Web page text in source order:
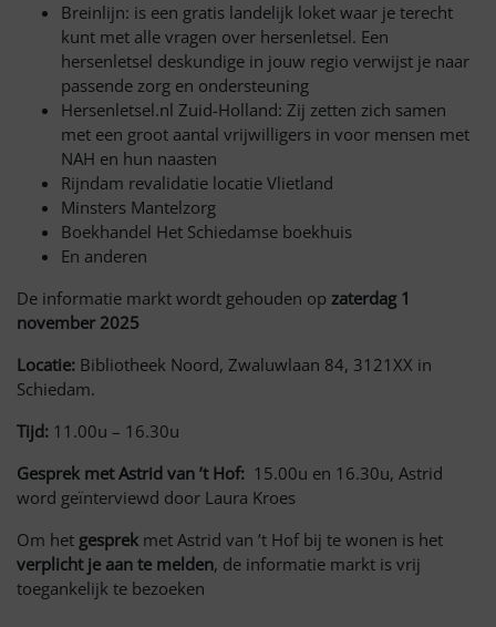
Breinlijn: is een gratis landelijk loket waar je terecht
kunt met alle vragen over hersenletsel. Een
hersenletsel deskundige in jouw regio verwijst je naar
passende zorg en ondersteuning
Hersenletsel.nl Zuid-Holland: Zij zetten zich samen
met een groot aantal vrijwilligers in voor mensen met
NAH en hun naasten
Rijndam revalidatie locatie Vlietland
Minsters Mantelzorg
Boekhandel Het Schiedamse boekhuis
En anderen
De informatie markt wordt gehouden op zaterdag 1
november 2025
Locatie: Bibliotheek Noord, Zwaluwlaan 84, 3121XX in
Schiedam.
Tijd: 11.00u – 16.30u
Gesprek met Astrid van ’t Hof: 15.00u en 16.30u, Astrid
word geïnterviewd door Laura Kroes
Om het gesprek met Astrid van ’t Hof bij te wonen is het
verplicht je aan te melden, de informatie markt is vrij
toegankelijk te bezoeken